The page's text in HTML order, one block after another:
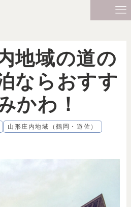
地域の道の
ならおすす
かわ！
山形庄内地域（鶴岡・遊佐）